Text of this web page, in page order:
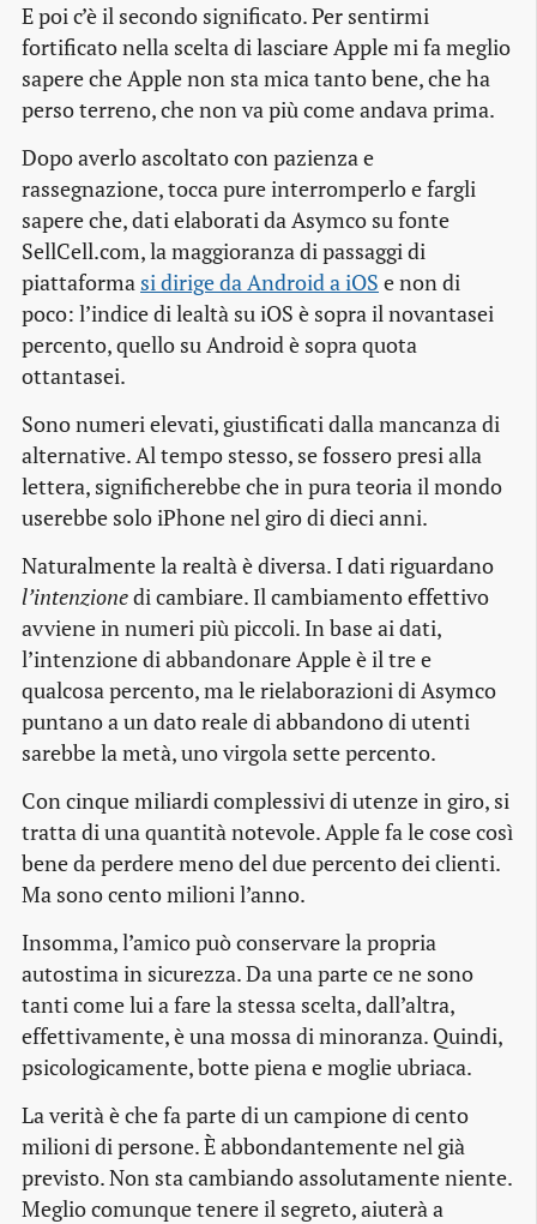
E poi c’è il secondo significato. Per sentirmi
fortificato nella scelta di lasciare Apple mi fa meglio
sapere che Apple non sta mica tanto bene, che ha
perso terreno, che non va più come andava prima.
Dopo averlo ascoltato con pazienza e
rassegnazione, tocca pure interromperlo e fargli
sapere che, dati elaborati da Asymco su fonte
SellCell.com, la maggioranza di passaggi di
piattaforma si dirige da Android a iOS e non di
poco: l’indice di lealtà su iOS è sopra il novantasei
percento, quello su Android è sopra quota
ottantasei.
Sono numeri elevati, giustificati dalla mancanza di
alternative. Al tempo stesso, se fossero presi alla
lettera, significherebbe che in pura teoria il mondo
userebbe solo iPhone nel giro di dieci anni.
Naturalmente la realtà è diversa. I dati riguardano
l’intenzionedi cambiare. Il cambiamento effettivo
avviene in numeri più piccoli. In base ai dati,
l’intenzione di abbandonare Apple è il tre e
qualcosa percento, ma le rielaborazioni di Asymco
puntano a un dato reale di abbandono di utenti
sarebbe la metà, uno virgola sette percento.
Con cinque miliardi complessivi di utenze in giro, si
tratta di una quantità notevole. Apple fa le cose così
bene da perdere meno del due percento dei clienti.
Ma sono cento milioni l’anno.
Insomma, l’amico può conservare la propria
autostima in sicurezza. Da una parte ce ne sono
tanti come lui a fare la stessa scelta, dall’altra,
effettivamente, è una mossa di minoranza. Quindi,
psicologicamente, botte piena e moglie ubriaca.
La verità è che fa parte di un campione di cento
milioni di persone. È abbondantemente nel già
previsto. Non sta cambiando assolutamente niente.
Meglio comunque tenere il segreto, aiuterà a